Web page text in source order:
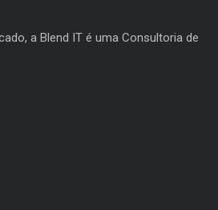
a Blend IT é uma Consultoria de